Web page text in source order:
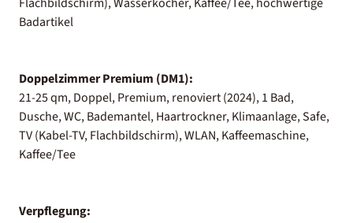
Badartikel
Doppelzimmer Premium (DM1):
21-25 qm, Doppel, Premium, renoviert (2024), 1 Bad,
Dusche, WC, Bademantel, Haartrockner, Klimaanlage, Safe,
TV (Kabel-TV, Flachbildschirm), WLAN, Kaffeemaschine,
Kaffee/Tee
Verpflegung: